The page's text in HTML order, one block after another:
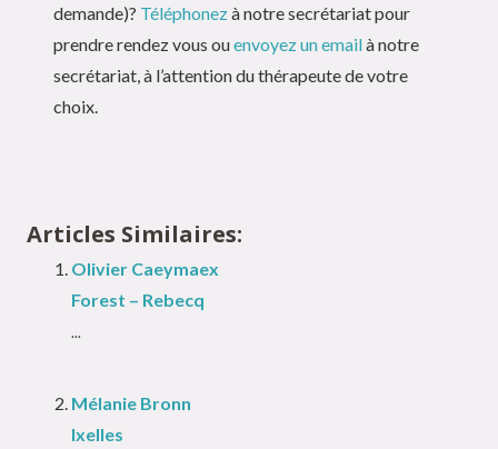
demande)? Téléphonezà notre secrétariat pour
prendre rendez vous ouenvoyez un emailà notre
secrétariat, à l’attention du thérapeute de votre
choix.
Articles Similaires:
Olivier Caeymaex
Forest – Rebecq
...
Mélanie Bronn
Ixelles